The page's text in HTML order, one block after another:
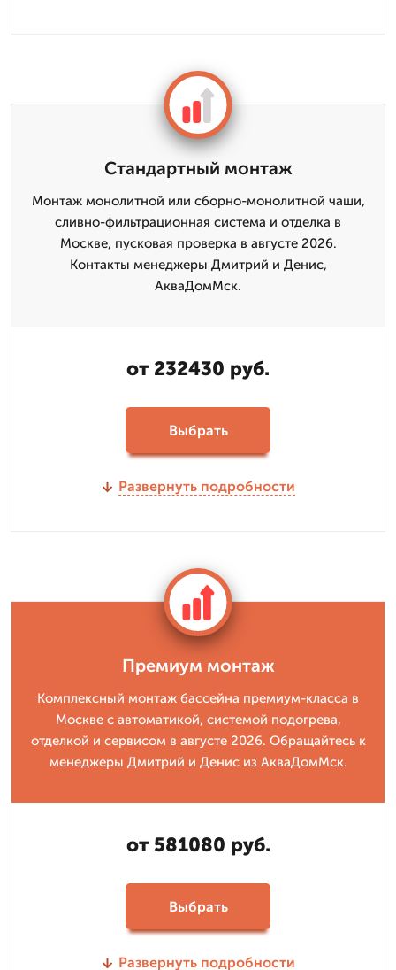
Стандартный монтаж
Монтаж монолитной или сборно-монолитной чаши,
сливно-фильтрационная система и отделка в
Москве, пусковая проверка в августе 2026.
Контакты менеджеры Дмитрий и Денис,
АкваДомМск.
от 232430 руб.
Выбрать
Развернуть подробности
Премиум монтаж
Комплексный монтаж бассейна премиум-класса в
Москве с автоматикой, системой подогрева,
отделкой и сервисом в августе 2026. Обращайтесь к
менеджеры Дмитрий и Денис из АкваДомМск.
от 581080 руб.
Выбрать
Развернуть подробности